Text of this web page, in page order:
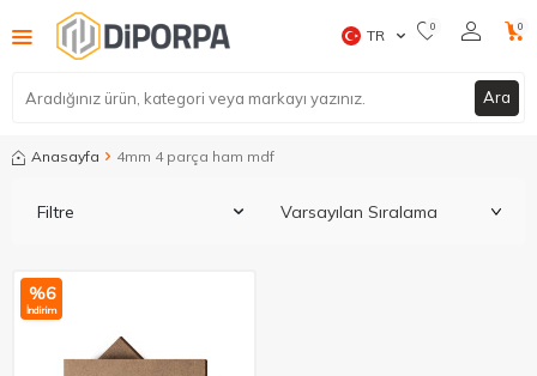
Ara
TR 0 0
Anasayfa 4mm 4 parça ham mdf
Filtre
%6
İndirim